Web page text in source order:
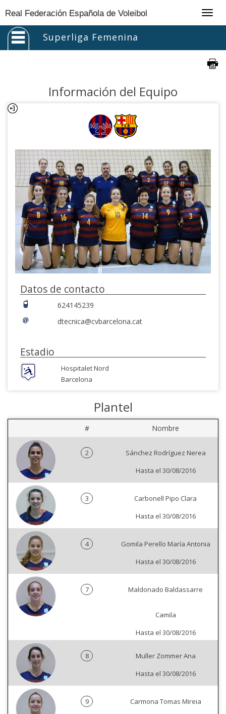
Real Federación Española de Voleibol
Superliga Femenina
Información del Equipo
Datos de contacto
624145239
dtecnica@cvbarcelona.cat
Estadio
Hospitalet Nord
Barcelona
Plantel
# Nombre
2
Sánchez Rodríguez Nerea
Hasta el 30/08/2016
3
Carbonell Pipo Clara
Hasta el 30/08/2016
4
Gomila Perello María Antonia
Hasta el 30/08/2016
7 Maldonado Baldassarre
Camila
Hasta el 30/08/2016
8
Muller Zommer Ana
Hasta el 30/08/2016
9
Carmona Tomas Mireia